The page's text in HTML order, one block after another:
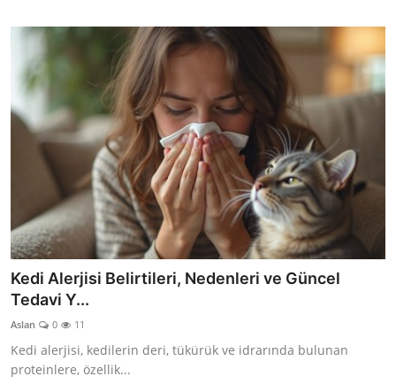
Kedi Alerjisi Belirtileri, Nedenleri ve Güncel
Tedavi Y...
Aslan 0 11
Kedi alerjisi, kedilerin deri, tükürük ve idrarında bulunan
proteinlere, özellik...